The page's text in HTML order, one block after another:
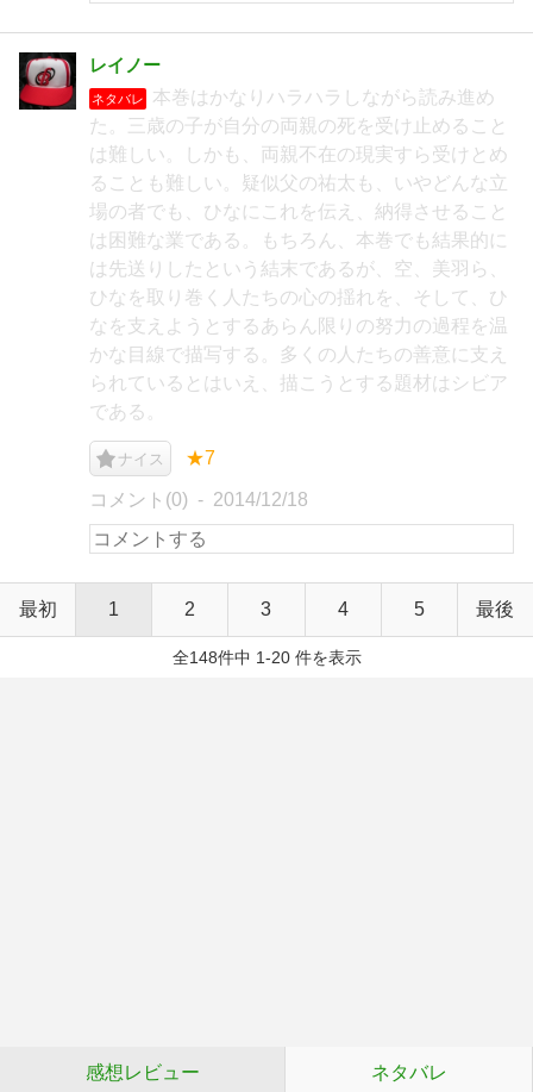
レイノー
ネタバレ
本巻はかなりハラハラしながら読み進め
た。三歳の子が自分の両親の死を受け止めること
は難しい。しかも、両親不在の現実すら受けとめ
ることも難しい。疑似父の祐太も、いやどんな立
場の者でも、ひなにこれを伝え、納得させること
は困難な業である。もちろん、本巻でも結果的に
は先送りしたという結末であるが、空、美羽ら、
ひなを取り巻く人たちの心の揺れを、そして、ひ
なを支えようとするあらん限りの努力の過程を温
かな目線で描写する。多くの人たちの善意に支え
られているとはいえ、描こうとする題材はシビア
である。
ナイス ★7
コメント(0) 2014/12/18
最初 1 2 3 4 5 最後
全148件中 1-20 件を表示
感想レビュー ネタバレ